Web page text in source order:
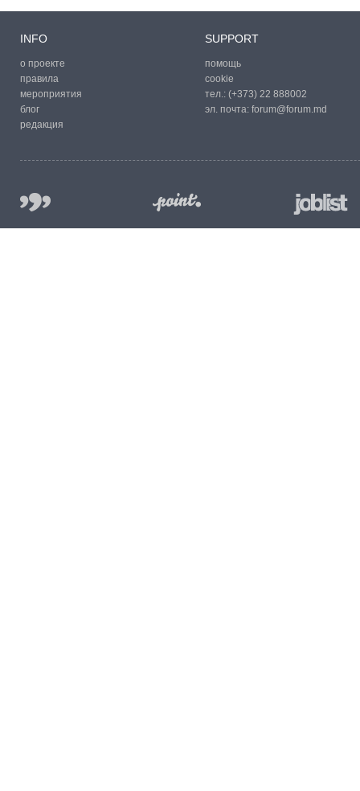
INFO
о проекте
правила
мероприятия
блог
редакция
SUPPORT
помощь
cookie
тел.: (+373) 22 888002
эл. почта: forum@forum.md